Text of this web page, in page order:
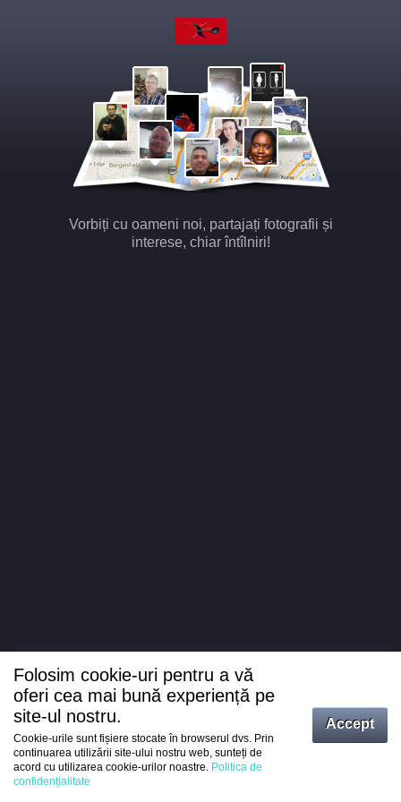
Vorbiți cu oameni noi, partajați fotografii și
interese, chiar întîlniri!
Intrați
Folosim cookie-uri pentru a vă
oferi cea mai bună experiență pe
site-ul nostru.
Cookie-urile sunt fișiere stocate în browserul dvs. Prin
continuarea utilizării site-ului nostru web, sunteți de
acord cu utilizarea cookie-urilor noastre. Politica de
confidențialitate
Accept